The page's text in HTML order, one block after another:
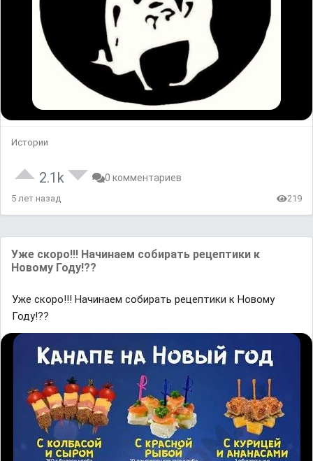
Истории
2.1k 0 комментариев
5 лет назад 219
Уже скоро!!! Начинаем собирать рецептики к
Новому Году!??
Уже скоро!!! Начинаем собирать рецептики к Новому
Году!??